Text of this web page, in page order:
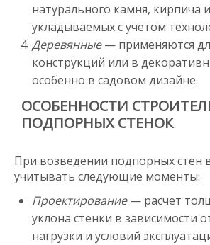
натурального камня, кирпича
укладываемых с учетом
Деревянные— применяются
конструкций или в
особенно в садовом дизайне.
ОСОБЕННОСТИ
ПОДПОРНЫХ СТЕНОК
При возведении подпорных стен
учитывать следующие моменты:
Проектирование— расчет
уклона стенки в зависимости
нагрузки и условий